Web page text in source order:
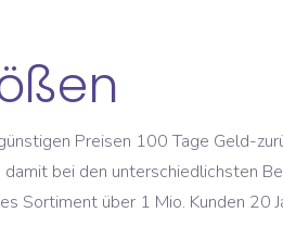
sein: Funktionale & modische Damen-Sportkleidung für jede Sportart. Bei der Nutzung der Facebook Plugins wird eine Verbindung zu Facebook hergestellt, damit Sie … Entdecke komplette Sets oder Trainingshosen und -jacken, die du zu einem ultimativen Outfit kombinieren kannst, um deinen persönlichen Style zu zeigen. 08709 - 94 30 136 (09:00 bis 16:00) Pro Touch Sportbekleidung & Sportmode bei LadenZeile.de - Riesige Auswahl an reduzierten Sportartikeln. Jacke: Stehkragen, 2��� Im SCHNEIDER SPORTSWEAR-Shop von INTERSPORT findest du eine Vielzahl von Produkten der Marke SCHNEIDER SPORTSWEAR. ASOS White ASOS WHITE Balloon Sleeve Sweater Malone Souliers Sandalen Damen - Sandalen Malone Souliers 11787581LB. Willkommen bei Schneider Sportswear. Kostenlose Lieferung für viele Artikel! So werden Rückenschmerzen und Hautreizungen verhindert. Große Auswahl an hochwertigen Sportsachen für jede Sportart bei ABOUT YOU. Auf Twitter teilen (wird in neuem Fenster oder Tab geöffnet). Schneider Sportswear Leisure Anzug für Frauen, 2-teilig, Kurzgrößen. Finden Sie Top-Angebote für Damen Sportanzug Freizeitanzug Walking Haus Reha blau Kurzgrößen Reduziert bei eBay. Â© 1996â2020 Amazon.com, Inc. oder ihre Tochtergesellschaften, Entdecke die neue Apparel Kollektion von Kappa, Kappa Hoodie VENNO I Unisex Kapuzen Sweatshirt I Pullover aus hochwertiger Baumwolle I Pulli fÃ¼r Freizeit und Sport I Kleidung fÃ¼r Frauen und MÃ¤nner, Kappa Trainingshose VRODELL I Jogginghose Herren aus Sweat-Stoff I fÃ¼r Sport und Freizeit und Fitness I Bund mit Kordelzug | in den Farben grau, schwarz und GrÃ¶Ãen S, M, L, XL, XXL und XXXL, Kappa Herren Polo Shirt VENIST im 2er Pack | Polo-Hemd mit diskretem Logodruck und Kent Kragen | Basic Poloshirts fÃ¼r MÃ¤nner | Kurzarm Poloshirt fÃ¼r Sport, Freizeit und BÃ¼ro | Regular Fit, Preis und andere Details kÃ¶nnen je nach GrÃ¶Ãe und Farbe variieren. Sportbekleidung große Größen | sportliche Bekleidung für Damen bis Größe 58 | Große Auswahl Alle Größen ein Preis Jetzt » sheego ��� bestellen Tipp: Wer fleißig sportelt, sollte auch sehen, was er geschafft hat: Fitnesstracker geben Auskunft über Ihre Aktivität und dokumentieren